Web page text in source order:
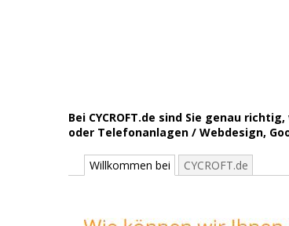
Bei CYCROFT.de sind Sie genau
oder Telefonanlagen / Webdesign,
Willkommen bei CYCROFT.de